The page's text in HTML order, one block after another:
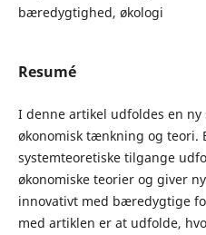
bæredygtighed, økologi
Resumé
I denne artikel udfoldes en
økonomisk tænkning og teori.
systemteoretiske tilgange
økonomiske teorier og giver
innovativt med bæredygtige
med artiklen er at udfolde,